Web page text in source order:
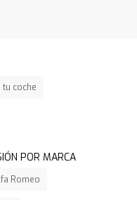
coche
POR MARCA
Romeo